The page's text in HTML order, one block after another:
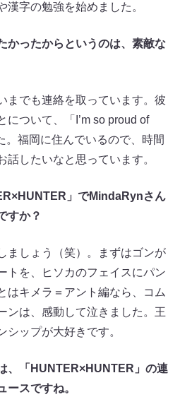
漢字の勉強を始めました。
ったからというのは、素敵な
までも連絡を取っています。彼
について、「I’m so proud of
。福岡に住んでいるので、時間
話したいなと思っています。
」でMindaRynさん
すか？
しょう（笑）。まずはゴンが
トを、ヒソカのフェイスにパン
はキメラ＝アント編なら、コム
ンは、感動して泣きました。王
シップが大好きです。
「HUNTER×HUNTER」の連
ースですね。